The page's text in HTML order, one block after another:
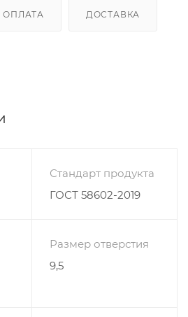
ОПЛАТА ДОСТАВКА
Стандарт продукта
ГОСТ 58602-2019
Размер отверстия
9,5